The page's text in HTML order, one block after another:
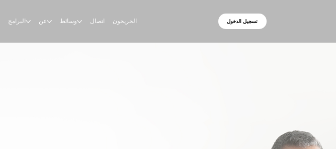
البرامج عن وسائط اتصال الخريجون تسجيل الدخول